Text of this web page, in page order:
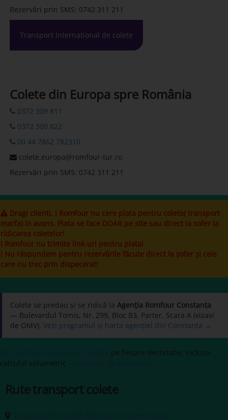
Rezervări prin SMS: 0742 311 211
Transport International de colete
Colete din Europa spre România
0372 309 811
0372 309 822
00 44 7862 782310
colete.europa@romfour-tur.ro
Rezervări prin SMS: 0742 311 211
Dragi clienti, ! Romfour nu cere plata pentru colete( transport
marfa) in avans. Plata se face DOAR pe site sau direct la sofer la
ridicarea coletelor!
! Romfour nu trimite link-uri pentru plata!
! Nu răspundem pentru rezervările făcute direct la șofer și cele
care nu trec prin dispecerat!
Colete se predau și se ridică la Agenția Romfour Constanța
— Bulevardul Tomis, Nr. 299, Bloc B3, Parter, Scara A (vizavi
de OMV). Vezi programul și harta agenției din Constanța →
pe fiecare destinație, inclusiv
calculul volumetric ·
Rute transport colete